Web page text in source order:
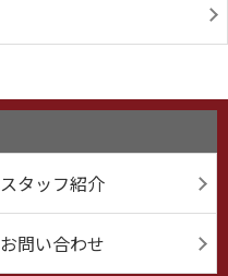
スタッフ紹介
お問い合わせ